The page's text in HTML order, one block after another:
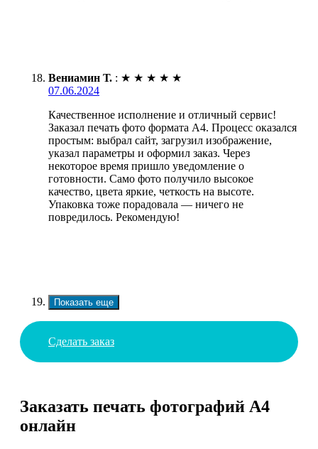
Вениамин Т. : ★ ★ ★ ★ ★
07.06.2024
Качественное исполнение и отличный сервис!
Заказал печать фото формата А4. Процесс оказался
простым: выбрал сайт, загрузил изображение,
указал параметры и оформил заказ. Через
некоторое время пришло уведомление о
готовности. Само фото получило высокое
качество, цвета яркие, четкость на высоте.
Упаковка тоже порадовала — ничего не
повредилось. Рекомендую!
Показать еще
Сделать заказ
Заказать печать фотографий А4
онлайн